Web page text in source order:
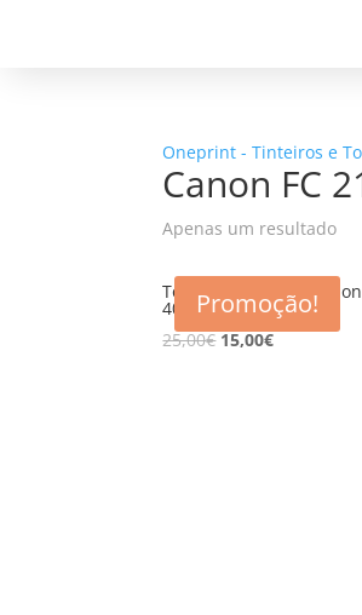
Oneprint - Tinteiros e
Canon FC
Apenas um resultado
Promoção!
Toner Compatível
40
25,00€ 15,00€